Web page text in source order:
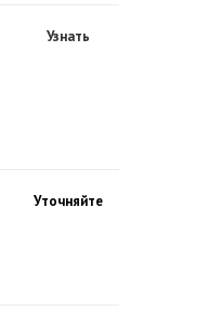
Узнать
Уточняйте